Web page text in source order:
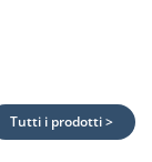
Tutti i prodotti >